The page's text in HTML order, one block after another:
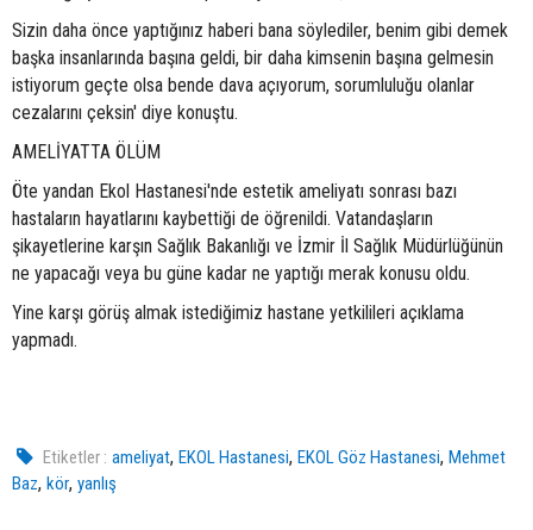
Sizin daha önce yaptığınız haberi bana söylediler, benim gibi demek
başka insanlarında başına geldi, bir daha kimsenin başına gelmesin
istiyorum geçte olsa bende dava açıyorum, sorumluluğu olanlar
cezalarını çeksin' diye konuştu.
AMELİYATTA ÖLÜM
Öte yandan Ekol Hastanesi'nde estetik ameliyatı sonrası bazı
hastaların hayatlarını kaybettiği de öğrenildi. Vatandaşların
şikayetlerine karşın Sağlık Bakanlığı ve İzmir İl Sağlık Müdürlüğünün
ne yapacağı veya bu güne kadar ne yaptığı merak konusu oldu.
Yine karşı görüş almak istediğimiz hastane yetkilileri açıklama
yapmadı.
Etiketler : ameliyat,EKOL Hastanesi,EKOL Göz Hastanesi,Mehmet
Baz, kör, yanlış